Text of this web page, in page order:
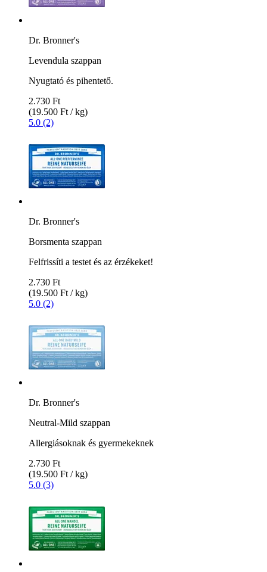
Dr. Bronner's
Levendula szappan
Nyugtató és pihentető.
2.730 Ft
(19.500 Ft / kg)
5.0 (2)
Dr. Bronner's
Borsmenta szappan
Felfrissíti a testet és az érzékeket!
2.730 Ft
(19.500 Ft / kg)
5.0 (2)
Dr. Bronner's
Neutral-Mild szappan
Allergiásoknak és gyermekeknek
2.730 Ft
(19.500 Ft / kg)
5.0 (3)